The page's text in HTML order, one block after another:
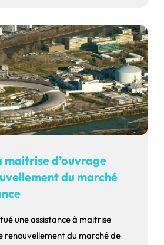
maitrise d’ouvrage
du marché
une assistance à maitrise
renouvellement du marché de